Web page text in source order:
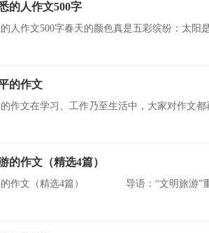
的人作文500字
人作文500字春天的颜色真是五彩缤纷：太
的作文
的作文在学习、工作乃至生活中，大家对作文
的作文（精选4篇）
的作文（精选4篇） 导语：“文明旅游”重